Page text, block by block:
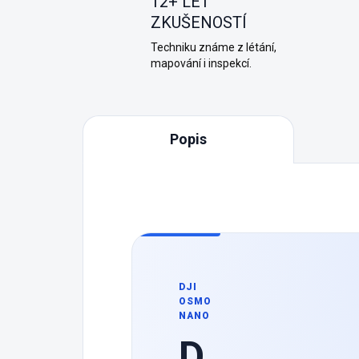
ZKUŠENOSTÍ
Techniku známe z létání,
mapování i inspekcí.
Popis
DJI
OSMO
NANO